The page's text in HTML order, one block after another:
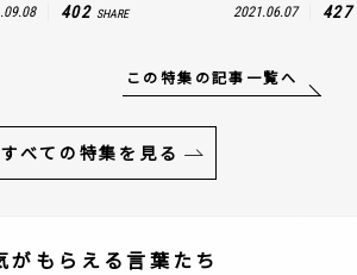
402 SHARE 2021.06.07 427
この特集の記事一覧へ
すべての特集を見る
がもらえる言葉たち